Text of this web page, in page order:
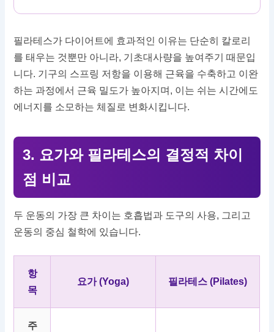
필라테스가 다이어트에 효과적인 이유는 단순히 칼로리
를 태우는 것뿐만 아니라, 기초대사량을 높여주기 때문입
니다. 기구의 스프링 저항을 이용해 근육을 수축하고 이완
하는 과정에서 근육 밀도가 높아지며, 이는 쉬는 시간에도
에너지를 소모하는 체질로 변화시킵니다.
3. 요가와 필라테스의 결정적 차이
점 비교
두 운동의 가장 큰 차이는 호흡법과 도구의 사용, 그리고
운동의 중심 철학에 있습니다.
항
목
요가 (Yoga) 필라테스 (Pilates)
주